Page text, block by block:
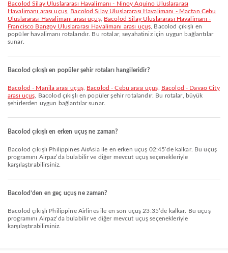
Bacolod Silay Uluslararası Havalimanı - Ninoy Aquino Uluslararası
Havalimanı arası uçuş, Bacolod Silay Uluslararası Havalimanı - Mactan Cebu
Uluslararası Havalimanı arası uçuş, Bacolod Silay Uluslararası Havalimanı -
Francisco Bangoy Uluslararası Havalimanı arası uçuş , Bacolod çıkışlı en
popüler havalimanı rotalarıdır. Bu rotalar, seyahatiniz için uygun bağlantılar
sunar.
Bacolod çıkışlı en popüler şehir rotaları hangileridir?
Bacolod - Manila arası uçuş, Bacolod - Cebu arası uçuş
Bacolod - Davao City
arası uçuş , Bacolod çıkışlı en popüler şehir rotalarıdır. Bu rotalar, büyük
şehirlerden uygun bağlantılar sunar.
Bacolod çıkışlı en erken uçuş ne zaman?
Bacolod çıkışlı Philippines AirAsia ile en erken uçuş 02:45’de kalkar. Bu uçuş
programını Airpaz’da bulabilir ve diğer mevcut uçuş seçenekleriyle
karşılaştırabilirsiniz.
Bacolod’den en geç uçuş ne zaman?
Bacolod çıkışlı Philippine Airlines ile en son uçuş 23:35’de kalkar. Bu uçuş
programını Airpaz’da bulabilir ve diğer mevcut uçuş seçenekleriyle
karşılaştırabilirsiniz.